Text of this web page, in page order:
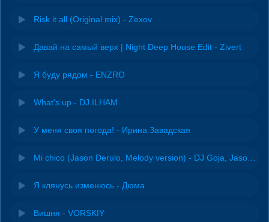
Risk it all (Original mix) - Zexov
Давай на самый верх | Night Deep House Edit - Zivert
Я буду рядом - ENZRO
What's up - DJ.ILHAM
У меня своя погода! - Ирина Завадская
Я клянусь изменюсь - Дюма
Вишня - VORSKIY